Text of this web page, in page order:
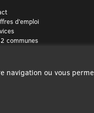
d’emploi
communes
France Services
navigation ou vous